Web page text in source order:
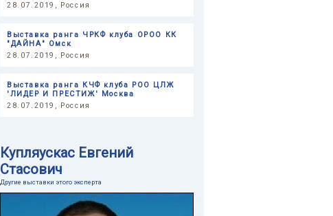
28.07.2019, Россия
Выставка ранга ЧРКФ клуба ОРОО КК
"ДАЙНА" Омск
28.07.2019, Россия
Выставка ранга КЧФ клуба РОО ЦЛЖ
'ЛИДЕР И ПРЕСТИЖ' Москва
28.07.2019, Россия
Купляускас Евгений
Стасович
Другие выставки этого эксперта